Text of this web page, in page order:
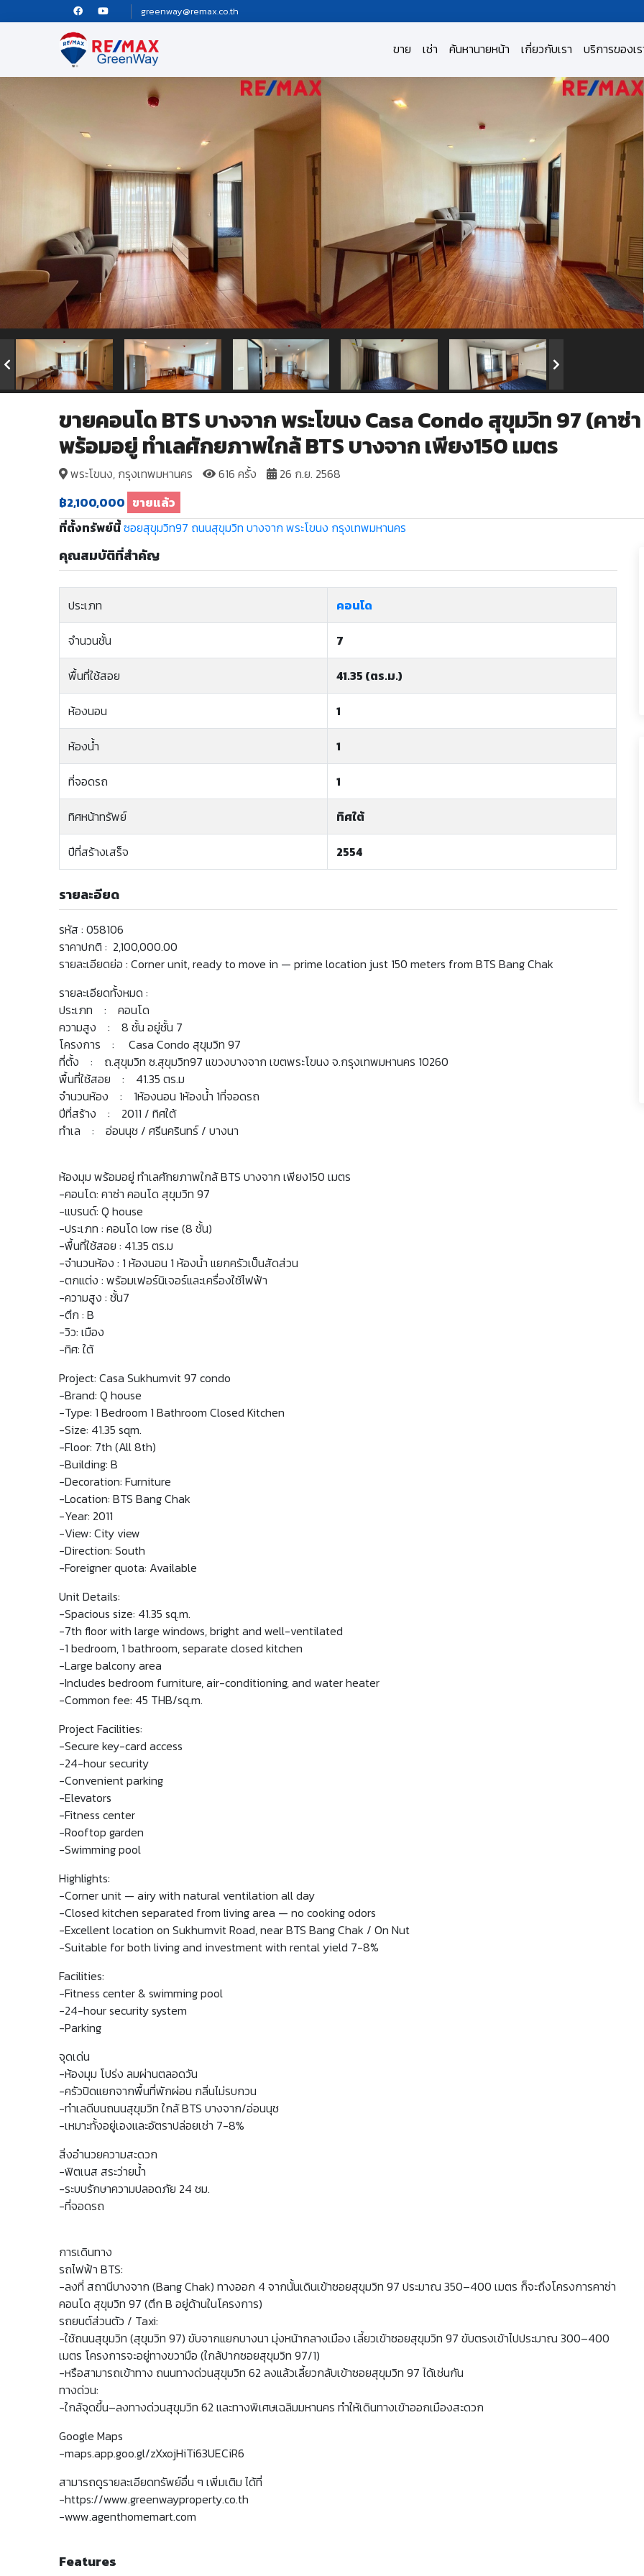
greenway@remax.co.th
ขาย เช่า ค้นหานายหน้า เกี่ยวกับเรา บริการของเ
ขายคอนโด BTS บางจาก พระโขนง Casa Condo สุขุมวิท 97 (คา
พร้อมอยู่ ทำเลศักยภาพใกล้ BTS บางจาก เพียง150 เมตร
พระโขนง, กรุงเทพมหานคร 616 ครั้ง
26 ก.ย. 2568
฿2,100,000 ขายแล้ว
ที่ตั้งทรัพย์นี้ซอยสุขุมวิท97 ถนนสุขุมวิท บางจาก พระโขนง กรุงเทพมหานคร
คุณสมบัติที่สำคัญ
ประเภท คอนโด
จำนวนชั้น 7
พื้นที่ใช้สอย 41.35 (ตร.ม.)
ห้องนอน 1
ห้องน้ำ 1
ที่จอดรถ 1
ทิศหน้าทรัพย์ ทิศใต้
ปีที่สร้างเสร็จ 2554
รายละอียด
รหัส : 058106
ราคาปกติ : 2,100,000.00
รายละเอียดย่อ : Corner unit, ready to move in — prime location just 150 meters from BTS Bang Chak
รายละเอียดทั้งหมด :
ประเภท : คอนโด
ความสูง : 8 ชั้น อยู่ชั้น 7
โครงการ : Casa Condo สุขุมวิท 97
ที่ตั้ง : ถ.สุขุมวิท ซ.สุขุมวิท97 แขวงบางจาก เขตพระโขนง จ.กรุงเทพมหานคร 10260
พื้นที่ใช้สอย : 41.35 ตร.ม
จำนวนห้อง : 1ห้องนอน 1ห้องน้ำ 1ที่จอดรถ
ปีที่สร้าง : 2011 / ทิศใต้
ทำเล : อ่อนนุช / ศรีนครินทร์ / บางนา
ห้องมุม พร้อมอยู่ ทำเลศักยภาพใกล้ BTS บางจาก เพียง150 เมตร
-คอนโด: คาซ่า คอนโด สุขุมวิท 97
-แบรนด์: Q house
-ประเภท : คอนโด low rise (8 ชั้น)
-พื้นที่ใช้สอย : 41.35 ตร.ม
-จำนวนห้อง : 1 ห้องนอน 1 ห้องน้ำ แยกครัวเป็นสัดส่วน
-ตกแต่ง : พร้อมเฟอร์นิเจอร์และเครื่องใช้ไฟฟ้า
-ความสูง : ชั้น7
-ตึก : B
-วิว: เมือง
-ทิศ: ใต้
Project: Casa Sukhumvit 97 condo
-Brand: Q house
-Type: 1 Bedroom 1 Bathroom Closed Kitchen
-Size: 41.35 sqm.
-Floor: 7th (All 8th)
-Building: B
-Decoration: Furniture
-Location: BTS Bang Chak
-Year: 2011
-View: City view
-Direction: South
-Foreigner quota: Available
Unit Details:
-Spacious size: 41.35 sq.m.
-7th floor with large windows, bright and well-ventilated
-1 bedroom, 1 bathroom, separate closed kitchen
-Large balcony area
-Includes bedroom furniture, air-conditioning, and water heater
-Common fee: 45 THB/sq.m.
Project Facilities:
-Secure key-card access
-24-hour security
-Convenient parking
-Elevators
-Fitness center
-Rooftop garden
-Swimming pool
Highlights:
-Corner unit — airy with natural ventilation all day
-Closed kitchen separated from living area — no cooking odors
-Excellent location on Sukhumvit Road, near BTS Bang Chak / On Nut
-Suitable for both living and investment with rental yield 7-8%
Facilities:
-Fitness center & swimming pool
-24-hour security system
-Parking
จุดเด่น
-ห้องมุม โปร่ง ลมผ่านตลอดวัน
-ครัวปิดแยกจากพื้นที่พักผ่อน กลิ่นไม่รบกวน
-ทำเลดีบนถนนสุขุมวิท ใกล้ BTS บางจาก/อ่อนนุช
-เหมาะทั้งอยู่เองและอัตราปล่อยเช่า 7-8%
สิ่งอำนวยความสะดวก
-ฟิตเนส สระว่ายน้ำ
-ระบบรักษาความปลอดภัย 24 ชม.
-ที่จอดรถ
การเดินทาง
รถไฟฟ้า BTS:
-ลงที่ สถานีบางจาก (Bang Chak) ทางออก 4 จากนั้นเดินเข้าซอยสุขุมวิท 97 ประมาณ 350–400 เมตร ก็จะถึงโครงการคาซ่า
คอนโด สุขุมวิท 97 (ตึก B อยู่ด้านในโครงการ)
รถยนต์ส่วนตัว / Taxi:
-ใช้ถนนสุขุมวิท (สุขุมวิท 97) ขับจากแยกบางนา มุ่งหน้ากลางเมือง เลี้ยวเข้าซอยสุขุมวิท 97 ขับตรงเข้าไปประมาณ 300–400
เมตร โครงการจะอยู่ทางขวามือ (ใกล้ปากซอยสุขุมวิท 97/1)
-หรือสามารถเข้าทาง ถนนทางด่วนสุขุมวิท 62 ลงแล้วเลี้ยวกลับเข้าซอยสุขุมวิท 97 ได้เช่นกัน
ทางด่วน:
-ใกล้จุดขึ้น–ลงทางด่วนสุขุมวิท 62 และทางพิเศษเฉลิมมหานคร ทำให้เดินทางเข้าออกเมืองสะดวก
Google Maps
-maps.app.goo.gl/zXxojHiTi63UECiR6
สามารถดูรายละเอียดทรัพย์อื่น ๆ เพิ่มเติม ได้ที่
-https://www.greenwayproperty.co.th
-www.agenthomemart.com
Features